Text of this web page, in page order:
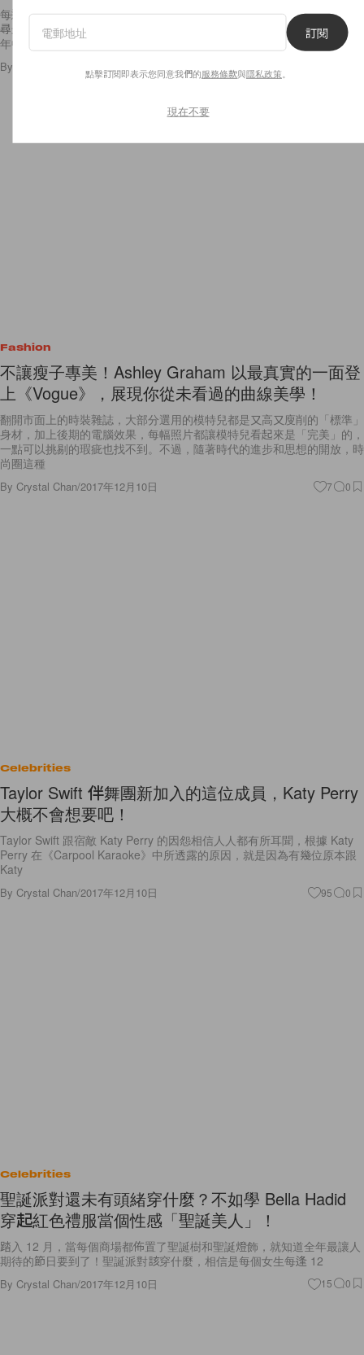
每逢到年尾，就會有許多關於時尚單品的整合報告，例如哪一個品牌被搜
尋最多，哪一個潮流將會是 2018 年的大趨勢等。那你又知道，在 2017
年中被搜尋得最多次數的時尚單品是什麼嗎？
By 2017年12月10日
Fashion
不讓瘦子專美！Ashley Graham 以最真實的一面登
上《Vogue》，展現你從未看過的曲線美學！
翻開市面上的時裝雜誌，大部分選用的模特兒都是又高又廋削的「標準」
身材，加上後期的電腦效果，每幅照片都讓模特兒看起來是「完美」的，
一點可以挑剔的瑕疵也找不到。不過，隨著時代的進步和思想的開放，時
尚圈這種
By Crystal Chan/2017年12月10日 7 0
Celebrities
Taylor Swift 伴舞團新加入的這位成員，Katy Perry
大概不會想要吧！
Taylor Swift 跟宿敵 Katy Perry 的因怨相信人人都有所耳聞，根據 Katy
Perry 在《Carpool Karaoke》中所透露的原因，就是因為有幾位原本跟
Katy
By Crystal Chan/2017年12月10日 95 0
Celebrities
聖誕派對還未有頭緒穿什麼？不如學 Bella Hadid
穿起紅色禮服當個性感「聖誕美人」！
踏入 12 月，當每個商場都佈置了聖誕樹和聖誕燈飾，就知道全年最讓人
期待的節日要到了！聖誕派對該穿什麼，相信是每個女生每逢 12
By Crystal Chan/2017年12月10日 15 0
訂閱
點擊訂閱即表示您同意我們的服務條款與隱私政策
現在不要